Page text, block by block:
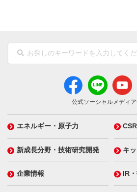
公式ソーシャルメディ
エネルギー・原子力
新成長分野・技術研究開発 キ
企業情報 IR